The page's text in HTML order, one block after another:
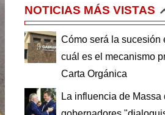
NOTICIAS MÁS VISTAS
Cómo será la sucesión
cuál es el mecanismo
Carta Orgánica
La influencia de Massa